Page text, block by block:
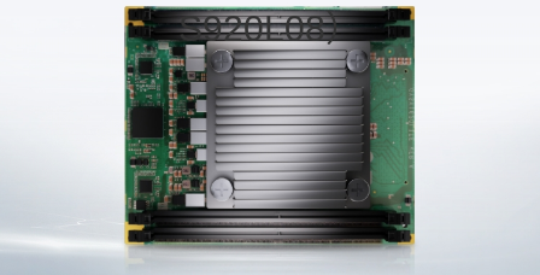
S920L08）